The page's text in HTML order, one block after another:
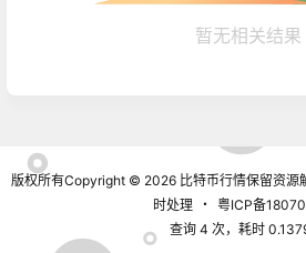
暂无相关结果
版权所有Copyright © 2026 比特币行情保留资源
时处理
・ 粤ICP备
查询 4 次，耗时